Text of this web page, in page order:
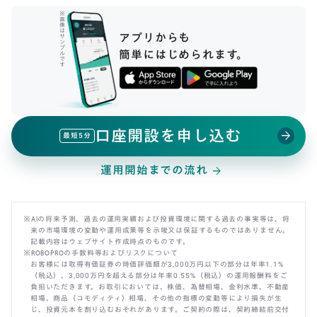
※
画
像
は
サ
ン
プ
ル
で
す
アプリからも
簡単にはじめられます。
最短5分 口座開設を申し込む arrow_forward
運用開始までの流れ arrow_forward
※AIの将来予測、過去の運用実績および投資環境に関する過去の事実等は、将
来の市場環境の変動や運用成果等を示唆又は保証するものではありません。
記載内容はウェブサイト作成時点のものです。
※ROBOPROの手数料等およびリスクについて
お客様には取得有価証券の時価評価額が3,000万円以下の部分は年率1.1%
（税込）、3,000万円を超える部分は年率0.55%（税込）の運用報酬料をご
負担いただきます。お取引においては、株価、為替相場、金利水準、不動産
相場、商品（コモディティ）相場、その他の指標の変動等により損失が生
じ、投資元本を割り込むおそれがあります。ご契約の際は、契約締結前交付